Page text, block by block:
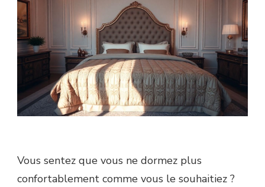
Vous sentez que vous ne dormez plus
confortablement comme vous le souhaitiez ?